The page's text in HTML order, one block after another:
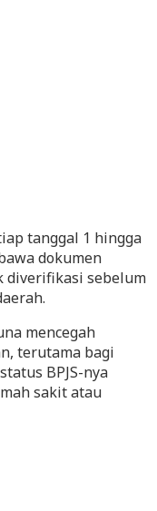
tanggal 1 hingga
dokumen
diverifikasi sebelum
mencegah
terutama bagi
BPJS-nya
sakit atau